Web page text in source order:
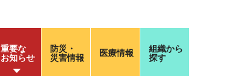
重要な
お知らせ
防災・
災害情報
医療情報
組織から
探す